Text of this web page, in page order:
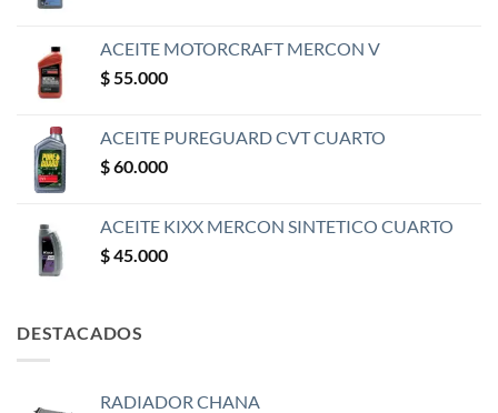
ACEITE MOTORCRAFT MERCON V
$55.000
ACEITE PUREGUARD CVT CUARTO
$60.000
ACEITE KIXX MERCON SINTETICO CUARTO
$45.000
DESTACADOS
RADIADOR CHANA